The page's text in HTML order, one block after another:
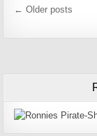
← Older posts